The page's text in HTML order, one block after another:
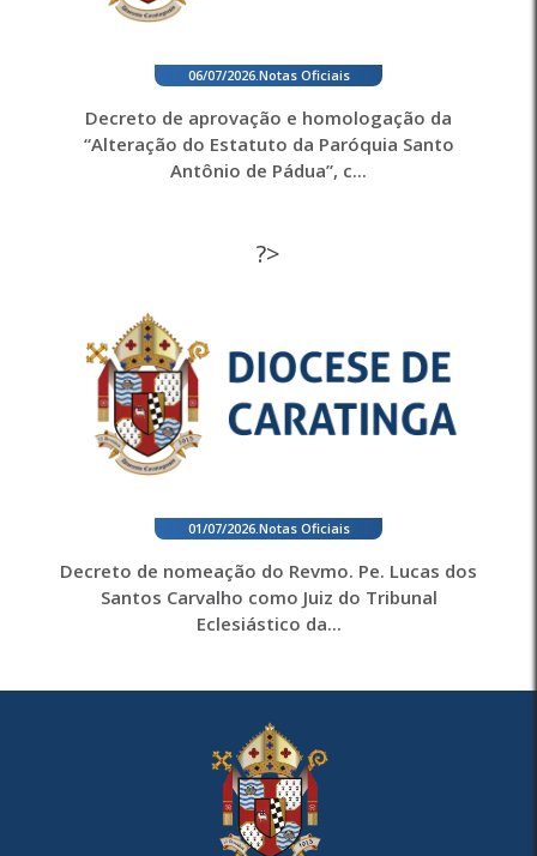
06/07/2026. Notas Oficiais
Decreto de aprovação e homologação da
“Alteração do Estatuto da Paróquia Santo
Antônio de Pádua”, c...
?>
01/07/2026. Notas Oficiais
Decreto de nomeação do Revmo. Pe. Lucas dos
Santos Carvalho como Juiz do Tribunal
Eclesiástico da...